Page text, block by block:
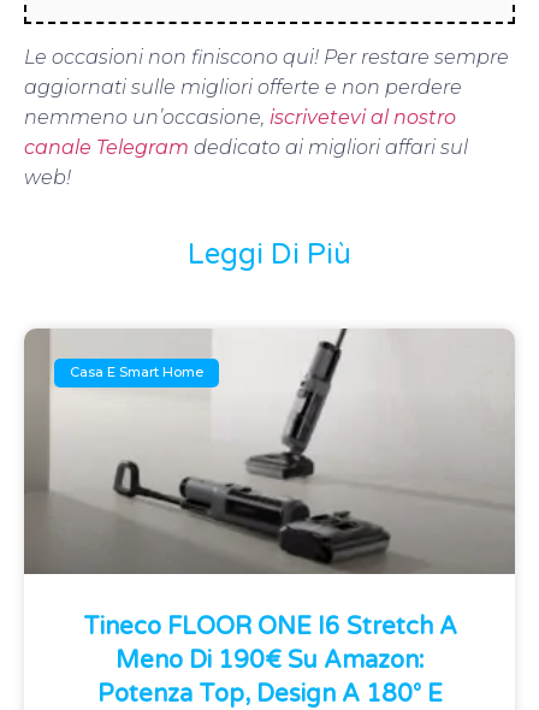
Le occasioni non finiscono qui! Per restare sempre
aggiornati sulle migliori offerte e non perdere
nemmeno un’occasione, iscrivetevi al nostro
canale Telegram dedicato ai migliori affari sul
web!
Leggi Di Più
Casa E Smart Home
Tineco FLOOR ONE I6 Stretch A
Meno Di 190€ Su Amazon:
Potenza Top, Design A 180° E